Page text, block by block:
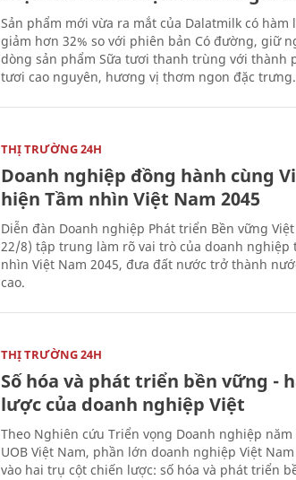
Sản phẩm mới vừa ra mắt của Dalatmilk có
giảm hơn 32% so với phiên bản Có đường, giữ
dòng sản phẩm Sữa tươi thanh trùng với thành
tươi cao nguyên, hương vị thơm ngon đặc trưng.
THỊ TRƯỜNG 24H
Doanh nghiệp đồng hành cùng
hiện Tầm nhìn Việt Nam 2045
Diễn đàn Doanh nghiệp Phát triển Bền vững Việt
22/8) tập trung làm rõ vai trò của doanh nghiệp
nhìn Việt Nam 2045, đưa đất nước trở thành
cao.
THỊ TRƯỜNG 24H
Số hóa và phát triển bền vững -
lược của doanh nghiệp Việt
Theo Nghiên cứu Triển vọng Doanh nghiệp
UOB Việt Nam, phần lớn doanh nghiệp Việt
vào hai trụ cột chiến lược: số hóa và phát triển